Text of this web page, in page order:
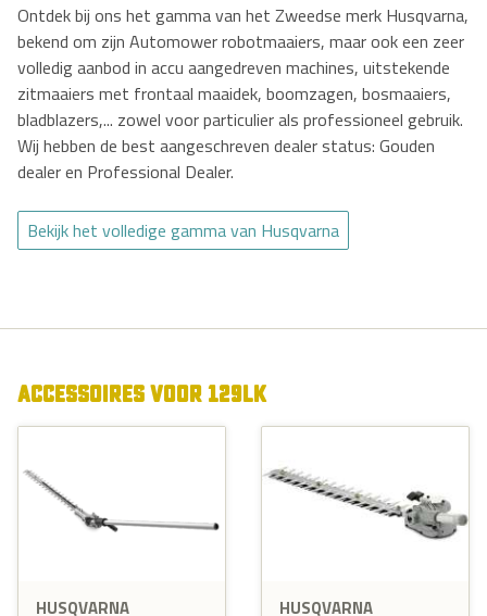
Ontdek bij ons het gamma van het Zweedse merk Husqvarna,
bekend om zijn Automower robotmaaiers, maar ook een zeer
volledig aanbod in accu aangedreven machines, uitstekende
zitmaaiers met frontaal maaidek, boomzagen, bosmaaiers,
bladblazers,... zowel voor particulier als professioneel gebruik.
Wij hebben de best aangeschreven dealer status: Gouden
dealer en Professional Dealer.
Bekijk het volledige gamma van Husqvarna
ACCESSOIRES VOOR 129LK
HUSQVARNA HUSQVARNA